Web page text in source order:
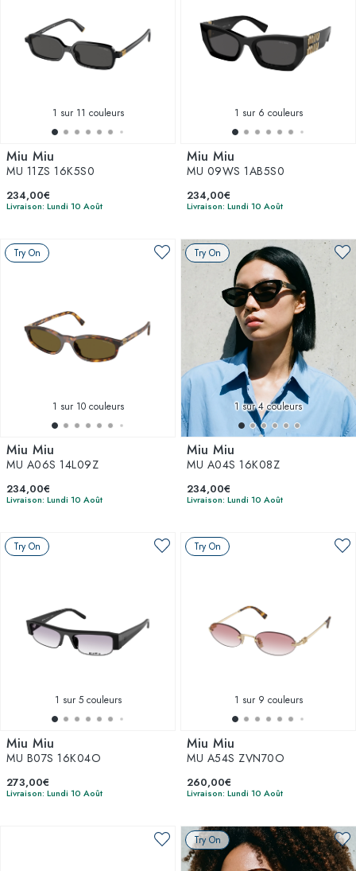
1 sur 11 couleurs
Miu Miu
MU 11ZS 16K5S0
234,00€
Livraison: Lundi 10 Août
1 sur 6 couleurs
Miu Miu
MU 09WS 1AB5S0
234,00€
Livraison: Lundi 10 Août
Try On
1 sur 10 couleurs
Miu Miu
MU A06S 14L09Z
234,00€
Livraison: Lundi 10 Août
Try On
1sur 4 couleurs
Miu Miu
MU A04S 16K08Z
234,00€
Livraison: Lundi 10 Août
Try On
1 sur 5 couleurs
Miu Miu
MU B07S 16K04O
273,00€
Livraison: Lundi 10 Août
Try On
1 sur 9 couleurs
Miu Miu
MU A54S ZVN70O
260,00€
Livraison: Lundi 10 Août
Try On